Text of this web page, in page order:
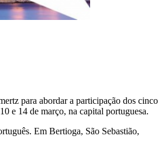
para abordar a participação dos cinco
e 14 de março, na capital portuguesa.
Em Bertioga, São Sebastião,